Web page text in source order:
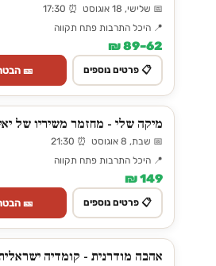
📅 שלישי, 18 אוגוסט ⏰ 17:30
📍 היכל התרבות פתח תקווה
62–89 ₪
📋 פרטים נוספים 🎫
מיקה שלי - מחזמר משיריו של
📅 שבת, 8 אוגוסט ⏰ 21:30
📍 היכל התרבות פתח תקווה
149 ₪
📋 פרטים נוספים 🎫
אהבה מודרנית - קומדיה